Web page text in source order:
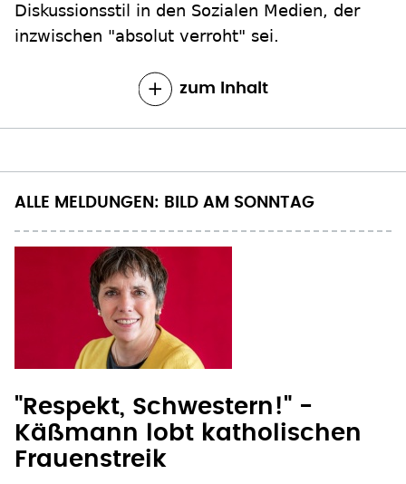
Diskussionsstil in den Sozialen Medien, der
inzwischen "absolut verroht" sei.
zum Inhalt
ALLE MELDUNGEN: BILD AM SONNTAG
"Respekt, Schwestern!" -
Käßmann lobt katholischen
Frauenstreik